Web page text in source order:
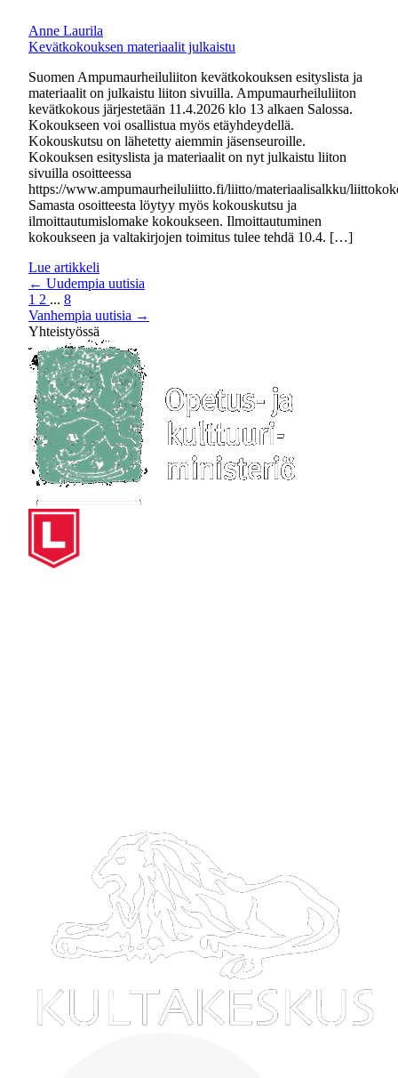
Anne Laurila
Kevätkokouksen materiaalit julkaistu
Suomen Ampumaurheiluliiton kevätkokouksen esityslista ja
materiaalit on julkaistu liiton sivuilla. Ampumaurheiluliiton
kevätkokous järjestetään 11.4.2026 klo 13 alkaen Salossa.
Kokoukseen voi osallistua myös etäyhdeydellä.
Kokouskutsu on lähetetty aiemmin jäsenseuroille.
Kokouksen esityslista ja materiaalit on nyt julkaistu liiton
sivuilla osoitteessa
https://www.ampumaurheiluliitto.fi/liitto/materiaalisalkku/
Samasta osoitteesta löytyy myös kokouskutsu ja
ilmoittautumislomake kokoukseen. Ilmoittautuminen
kokoukseen ja valtakirjojen toimitus tulee tehdä 10.4. […]
Lue artikkeli
← Uudempia uutisia
1 2 ... 8
Vanhempia uutisia →
Yhteistyössä